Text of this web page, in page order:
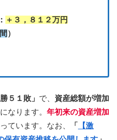
＋３，８１２万円
）
５１敗」 で、 資産総額が増加
なります。 年初来の資産増加
ています。なお、 「
【激